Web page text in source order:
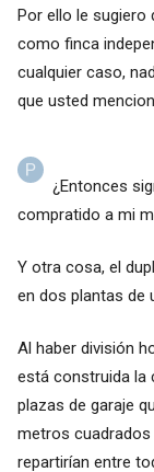
Por ello le sugiero
como finca
cualquier caso,
que usted
¿Entonces
compratido a mi
Y otra cosa, el
en dos plantas de
Al haber división
está construida la
plazas de garaje
metros cuadrados
repartirían entre